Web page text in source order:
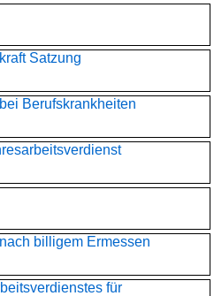
Satzung
Berufskrankheiten
billigem Ermessen
für